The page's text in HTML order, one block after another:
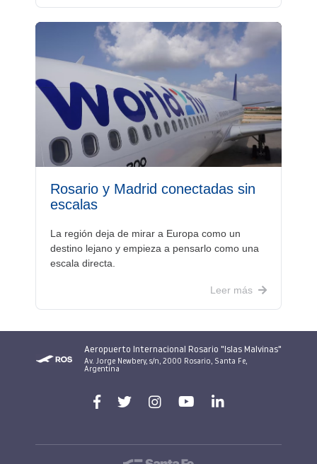
Rosario y Madrid conectadas sin
escalas
La región deja de mirar a Europa como un
destino lejano y empieza a pensarlo como una
escala directa.
Leer más
Aeropuerto Internacional Rosario "Islas Malvinas"
Av. Jorge Newbery, s/n, 2000 Rosario, Santa Fe,
Argentina